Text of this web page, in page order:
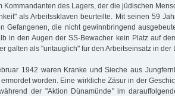
Kommandanten des Lagers, der die jüdischen
als Arbeitssklaven beurteilte. Mit seinen 59
Gefangenen, die nicht gewinnbringend
in den Augen der SS-Bewacher kein Platz auf
galten als "untauglich" für den Arbeitseinsatz in der
1942 waren Kranke und Sieche aus
worden. Eine wirkliche Zäsur in der
der "Aktion Dünamünde" im